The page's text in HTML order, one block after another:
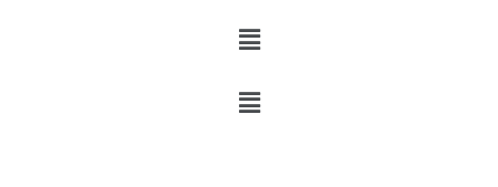
Menu
Menu